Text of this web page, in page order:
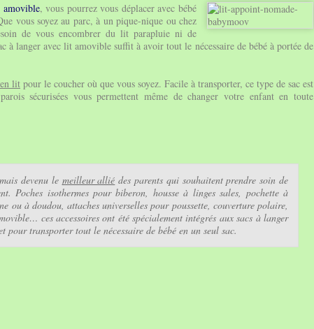
amovible, vous pourrez vous déplacer avec bébé
vous soyez au parc, à un pique-nique ou chez
de vous encombrer du lit parapluie ni de
à langer avec lit amovible suffit à avoir tout le nécessaire de bébé à portée de
lit pour le coucher où que vous soyez. Facile à transporter, ce type de sac est
sécurisées vous permettent même de changer votre enfant en toute
devenu le meilleur allié des parents qui souhaitent prendre soin de
Poches isothermes pour biberon, housse à linges sales, pochette à
ou à doudou, attaches universelles pour poussette, couverture polaire,
ces accessoires ont été spécialement intégrés aux sacs à langer
transporter tout le nécessaire de bébé en un seul sac.